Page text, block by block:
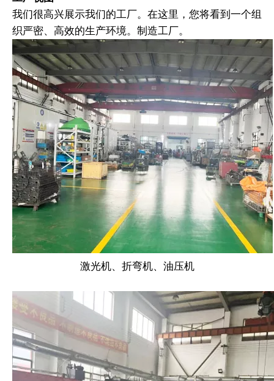
我们很高兴展示我们的工厂。在这里，您将看到一个组
织严密、高效的生产环境。制造工厂。
激光机、折弯机、油压机